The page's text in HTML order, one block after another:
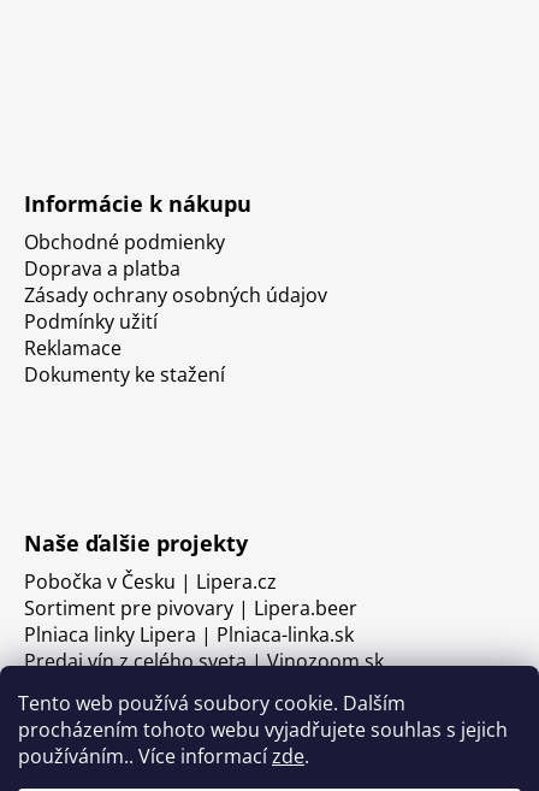
Tento web používá soubory cookie. Dalším
procházením tohoto webu vyjadřujete souhlas s jejich
používáním.. Více informacízde.
Informácie k nákupu
Obchodné podmienky
Doprava a platba
Zásady ochrany osobných údajov
Podmínky užití
Reklamace
Dokumenty ke stažení
Naše ďalšie projekty
Pobočka v Česku | Lipera.cz
Sortiment pre pivovary | Lipera.beer
Plniaca linky Lipera | Plniaca-linka.sk
Predaj vín z celého sveta | Vinozoom.sk